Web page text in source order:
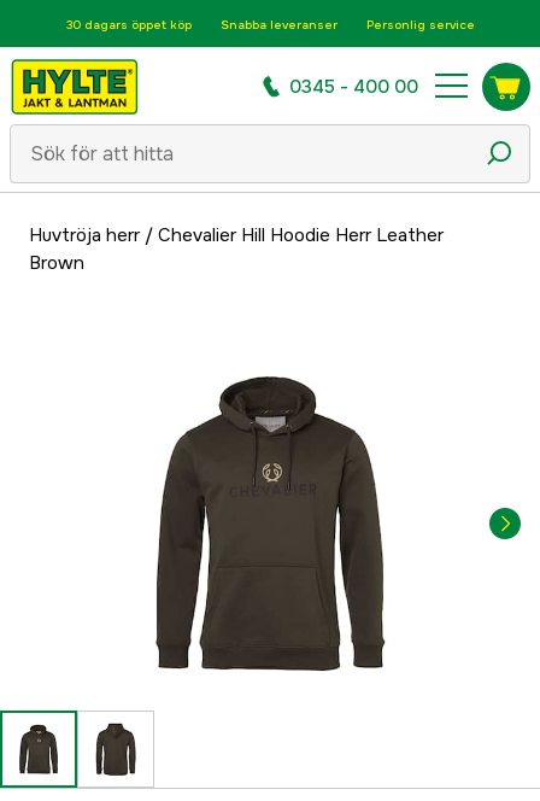
30 dagars öppet köp Snabba leveranser Personlig service
0345 - 400 00
Huvtröja herr/ Chevalier Hill Hoodie Herr Leather
Brown